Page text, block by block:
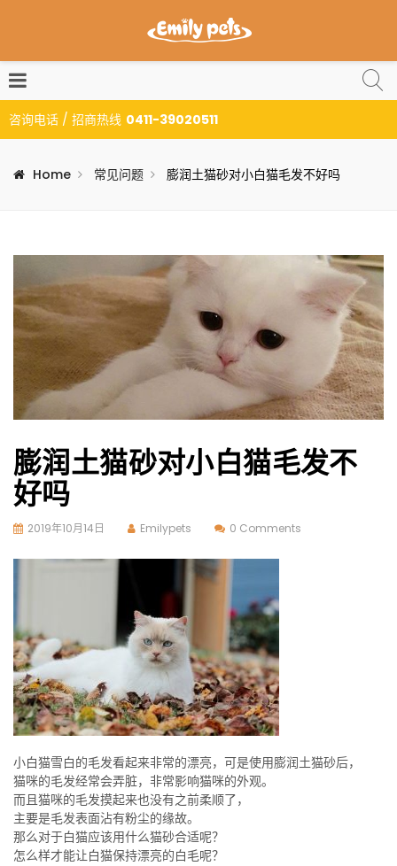
咨询电话 / 招商热线 0411-39020511
Home 常见问题 膨润土猫砂对小白猫毛发不好吗
膨润土猫砂对小白猫毛发不
好吗
2019年10月14日 Emilypets 0 Comments
小白猫雪白的毛发看起来非常的漂亮，可是使用膨润土猫砂后，
猫咪的毛发经常会弄脏，非常影响猫咪的外观。
而且猫咪的毛发摸起来也没有之前柔顺了，
主要是毛发表面沾有粉尘的缘故。
那么对于白猫应该用什么猫砂合适呢？
怎么样才能让白猫保持漂亮的白毛呢？